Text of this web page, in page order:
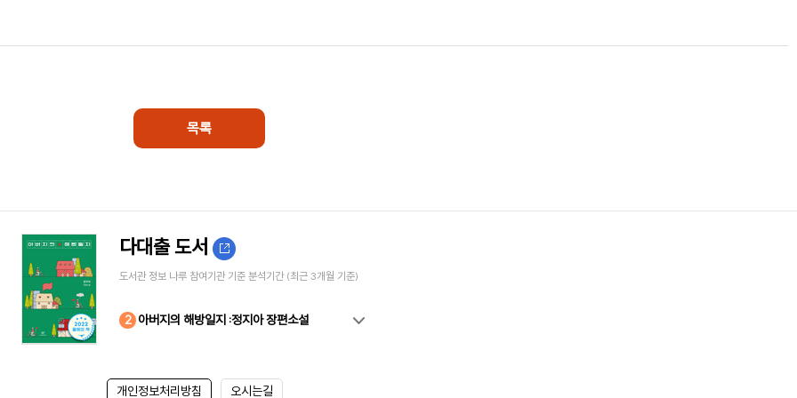
목록
다대출 도서
도서관 정보 나루 참여기관 기준 분석기간 (최근 3개월 기준)
1
2 아버지의 해방일지 :정지아 장편소설
3
4
5
6
7
8
9
10
개인정보처리방침 오시는길